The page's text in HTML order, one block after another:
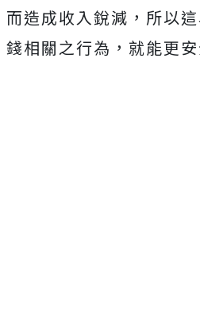
而造成收入銳減，所以
錢相關之行為，就能更